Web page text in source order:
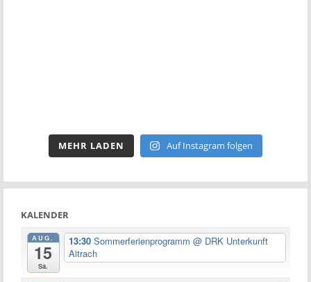
MEHR LADEN Auf Instagram folgen
KALENDER
AUG.
15
Sa.
13:30 Sommerferienprogramm @ DRK Unterkunft
Aitrach